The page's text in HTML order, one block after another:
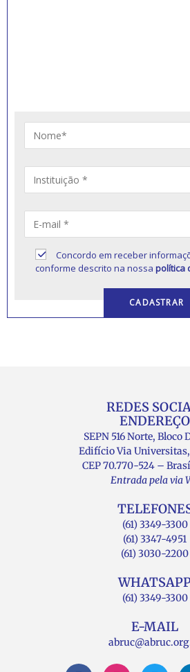
Concordo em receber
conforme descrito na nossapolítica
REDES
ENDEREÇO
SEPN 516 Norte, Bloco
Edifício Via Universitas,
CEP 70.770-524 –
Entrada pela via
(61) 3349-3300
(61) 3347-4951
(61) 3030-2200
(61) 3349-3300
E-MAIL